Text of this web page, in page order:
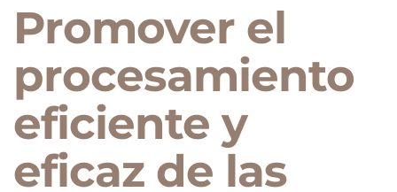
Promover el
procesamiento
eficiente y
eficaz de las